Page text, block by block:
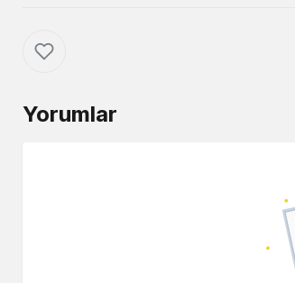
Yorumlar